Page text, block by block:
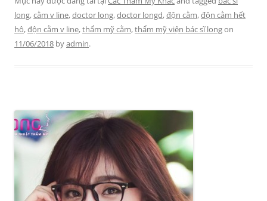
long,cằm v line,doctor long,doctor longd,độn cằm,độn cằm hết
hô,độn cằm v line,thẩm mỹ cằm,thẩm mỹ viện bác sĩ longon
11/06/2018 byadmin.